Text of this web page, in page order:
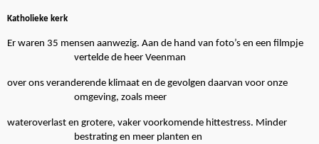
Katholieke kerk
Er waren 35 mensen aanwezig. Aan de hand van foto’s en een filmpje
vertelde de heer Veenman
over ons veranderende klimaat en de gevolgen daarvan voor onze
omgeving, zoals meer
wateroverlast en grotere, vaker voorkomende hittestress. Minder
bestrating en meer planten en